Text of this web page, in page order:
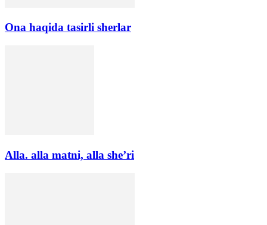
Ona haqida tasirli sherlar
Alla. alla matni, alla she’ri